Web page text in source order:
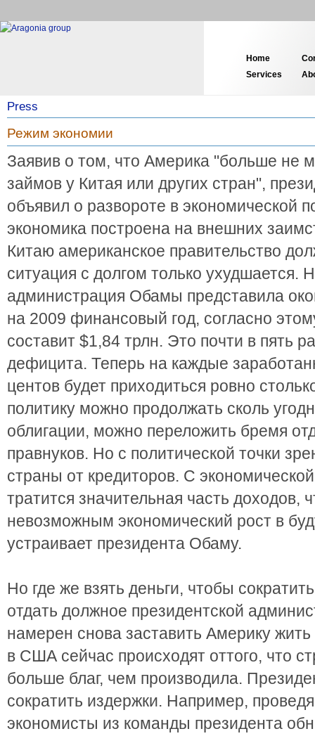
Home
Services
Press
Режим экономии
Заявив о том, что Америка "больше не
займов у Китая или других стран",
объявил о развороте в экономической
экономика построена на внешних
Китаю американское правительство
ситуация с долгом только ухудшается.
администрация Обамы представила
на 2009 финансовый год, согласно
составит $1,84 трлн. Это почти в пять
дефицита. Теперь на каждые
центов будет приходиться ровно
политику можно продолжать сколь
облигации, можно переложить бремя
правнуков. Но с политической точки
страны от кредиторов. С
тратится значительная часть доходов,
невозможным экономический рост в
устраивает президента Обаму.
Но где же взять деньги, чтобы
отдать должное президентской
намерен снова заставить Америку
в США сейчас происходят оттого, что
больше благ, чем производила.
сократить издержки. Например,
экономисты из команды президента